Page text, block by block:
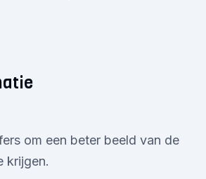
om een beter beeld van de
krijgen.